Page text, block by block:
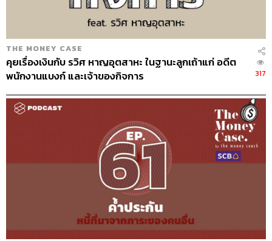
ในมุมของเราพอหยุดจ่าย จะไม่มีภาระที่ต้องจ่ายเป็นราย
เดือน แต่ต้องเน้นว่าหยุดจ่ายตรงนี้เป็นการหยุดชั่วคราว ไม่
ว่าอย่างไร เราเป็นหนี้เขา เราต้องคืนเงินเขาทุกบาททุก
สตางค์การหยุดจ่ายชั่วคราวคือการหยุดเพื่อมองตัวเอง เรามี
รายรับเท่าไร ค่ากินอยู่ใช้จ่ายที่จำเป็นเท่าไร เราจะมีเงินเหลือ
ก้อนหนึ่งที่ไม่พอใช้หนี้ทุกรายการ เราเลยต้องหยุดชำระเพื่อ
เก็บเงินก้อนนี้ แล้วรอคอยการเจรจา เรายังต้องหาทางเจรจา
กับธนาคารตลอดเวลา เช่น เคสหนึ่งมีเงินเดือน 45,000 บาท
หักค่าใช้จ่ายรวมหนี้ติดลบ 20,000 บาท โค้ชแนะนำให้หยุด
และจัดการเงินของตัวเอง พบว่าพอหยุดจ่ายมีเงินเหลือ
15,000 บาท สิ่งที่ควรทำคือเก็บ 15,000 บาทนั้นทุกเดือน หาก
ธนาคารโทรมาก็ยอมรับความจริงไปว่าสถานการณ์ทางการ
เงินไม่ดี และบอกว่ามีความตั้งใจจะจ่าย สามารถจ่ายได้เดือน
ละเท่านี้บาท ธนาคารยอมรับได้ไหม ถ้าธนาคารไม่ตกลงก็ไม่
เป็นไร เราเก็บเงินต่อไป สุดท้ายจะไปจบกันที่ศาล วันนั้นเราก็
สามารถเจรจาได้อีก แต่ส่วนใหญ่ทุกวันนี้ธนาคารจะไม่ให้ไป
THE MONEY CASE
คุยเรื่องเงินกับ รวิศ หาญอุตสาหะ ในฐานะลูกเถ้าแก่ อดีต
พนักงานแบงก์ และเจ้าของกิจการ
317